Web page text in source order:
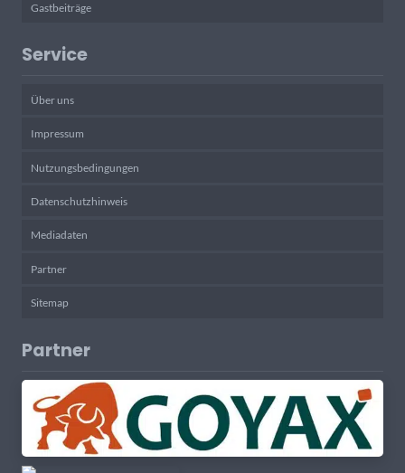
Gastbeiträge
Service
Über uns
Impressum
Nutzungsbedingungen
Datenschutzhinweis
Mediadaten
Partner
Sitemap
Partner